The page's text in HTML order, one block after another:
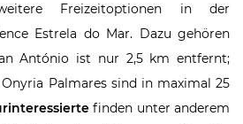
Freizeitoptionen in der
Estrela do Mar. Dazu gehören
António ist nur 2,5 km entfernt;
Palmares sind in maximal 25
finden unter anderem